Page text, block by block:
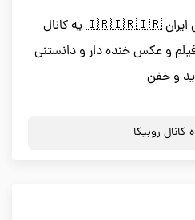
تابع قوانین جمهوری اسلامی ایران 🇮🇷🇮🇷🇮🇷 یه کانال
و عکس خنده دار و دانستنی
و خفن
روبیکا